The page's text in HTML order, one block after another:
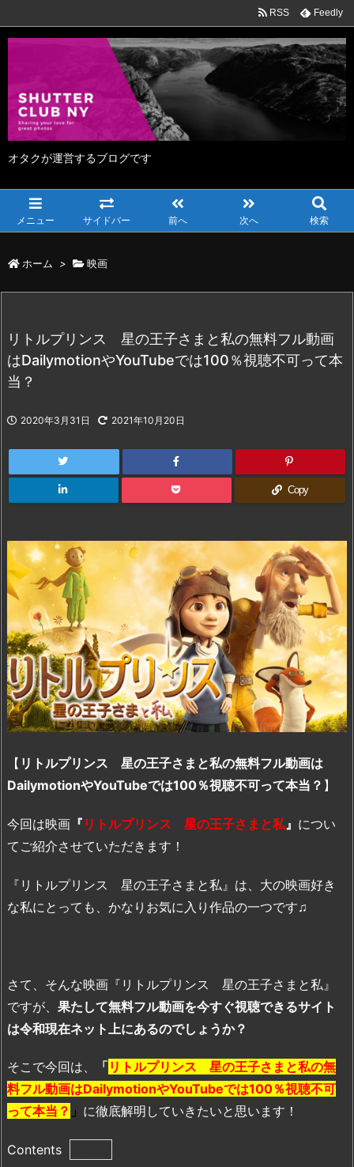
オタクが運営するブログです
メニュー サイドバー 前へ 次へ 検索
RSS Feedly
ホーム > 映画
リトルプリンス 星の王子さまと私の無料フル動画
はDailymotionやYouTubeでは100％視聴不可って本
当？
2020年3月31日 2021年10月20日
Copy
【 リトルプリンス 星の王子さまと私の無料フル動画は
DailymotionやYouTubeでは100％視聴不可って本当？ 】
今回は映画 『 リトルプリンス 星の王子さまと私』 につい
てご紹介させていただきます！
『リトルプリンス 星の王子さまと私』は、大の映画好き
な私にとっても、かなりお気に入り作品の一つです♫
さて、そんな映画『リトルプリンス 星の王子さまと私』
ですが、 果たして無料フル動画を今すぐ視聴できるサイト
は令和現在ネット上にあるのでしょうか？
そこで今回は、 「 リトルプリンス 星の王子さまと私の無
料フル動画はDailymotionやYouTubeでは100％視聴不可
って本当？ 」 に徹底解明していきたいと思います！
Contents